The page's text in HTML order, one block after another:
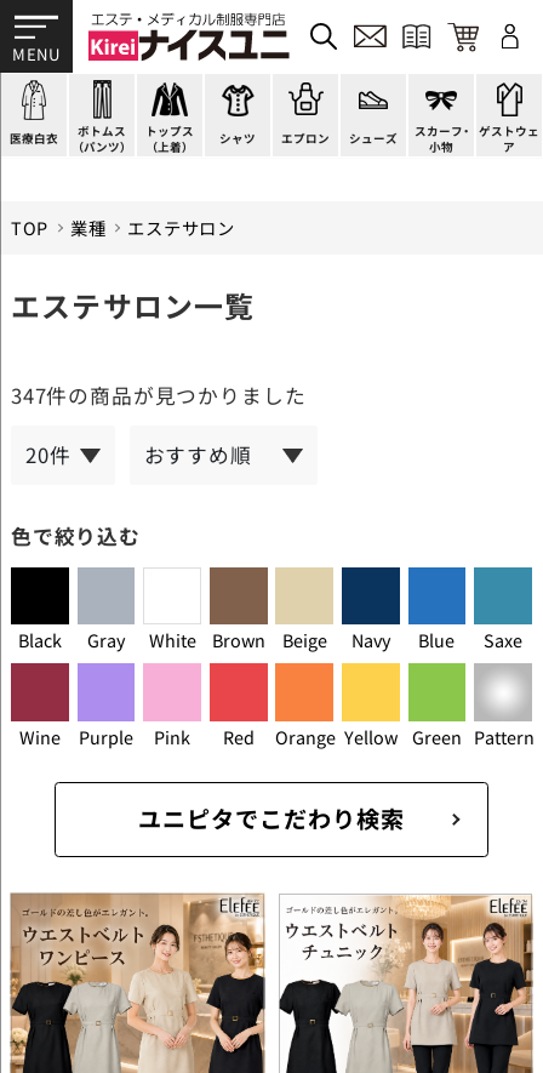
医療白衣
ドクターコート
ドクタージャケット
医療用ジャケット
ケーシージャケット
ボトムス
（パンツ）
パンツ
スクラブパンツ
スカート
キュロット
トップス
（上着）
オーバーブラウス
ベスト
アウター
アンダーウェア
シャツ
カットソー
ブラウス
ポロシャツ
Tシャツ
エプロン
H型エプロン
腰下エプロン
ラップエプロン
エプロンドレス
シューズ
スニーカー
サンダル
ナースシューズ
パンプス
スカーフ・
小物
すべて
スカーフ・リボン
バッグ
ゲストウェ
ア
ゲストウェア
施術衣
マタニティユニフォーム
衛生アイテム
TOP 業種 エステサロン
エステサロン一覧
347件の商品が見つかりました
色で絞り込む
Black Gray White Brown Beige Navy Blue Saxe
Wine Purple Pink Red Orange Yellow Green Pattern
ユニピタでこだわり検索